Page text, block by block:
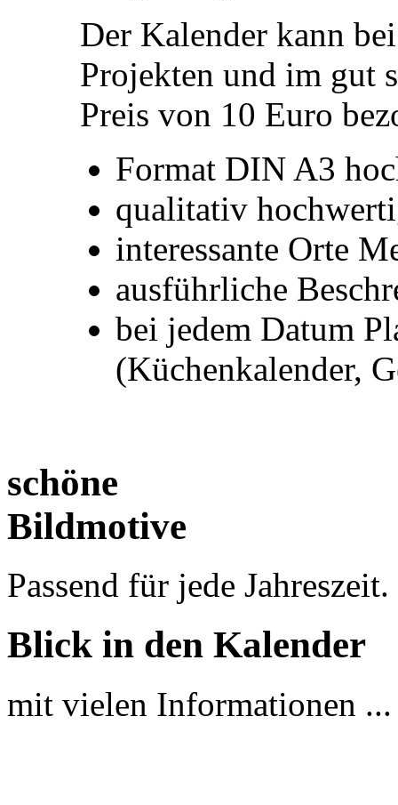
Der Kalender kann
Projekten und im gut
Preis von 10 Euro
Format DIN A3
qualitativ
interessante Orte
ausführliche
bei jedem Datum
(Küchenkalender,
schöne
Bildmotive
Passend für jede Jahreszeit.
Blick in den Kalender
mit vielen Informationen ...